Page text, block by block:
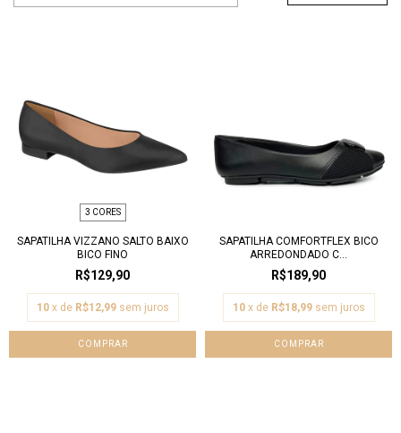
3 CORES
SAPATILHA VIZZANO SALTO BAIXO
BICO FINO
R$129,90
10 x de R$12,99 sem juros
COMPRAR
SAPATILHA COMFORTFLEX BICO
ARREDONDADO C...
R$189,90
10 x de R$18,99 sem juros
COMPRAR